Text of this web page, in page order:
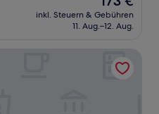
Preis
beträgt
inkl. Steuern & Gebühren
11. Aug.–12. Aug.